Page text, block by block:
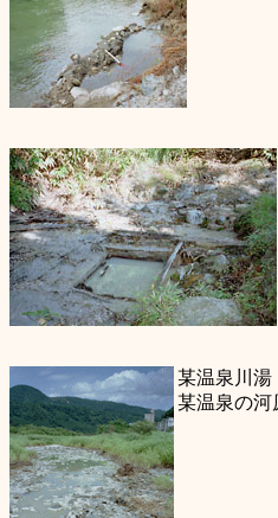
某温泉川湯
某温泉の河